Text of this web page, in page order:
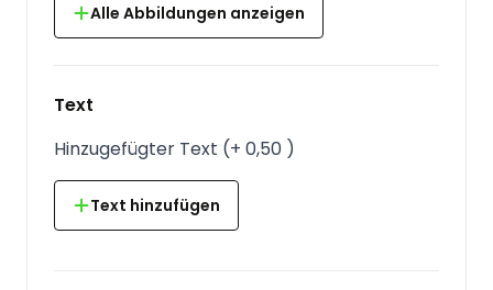
Alle Abbildungen anzeigen
Text
Hinzugefügter Text (+ 0,50 )
Text hinzufügen